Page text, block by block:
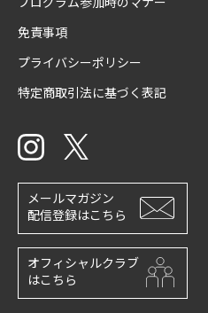
免責事項
プライバシーポリシー
特定商取引法に基づく表記
メールマガジン
配信登録はこちら
オフィシャルクラブ
はこちら